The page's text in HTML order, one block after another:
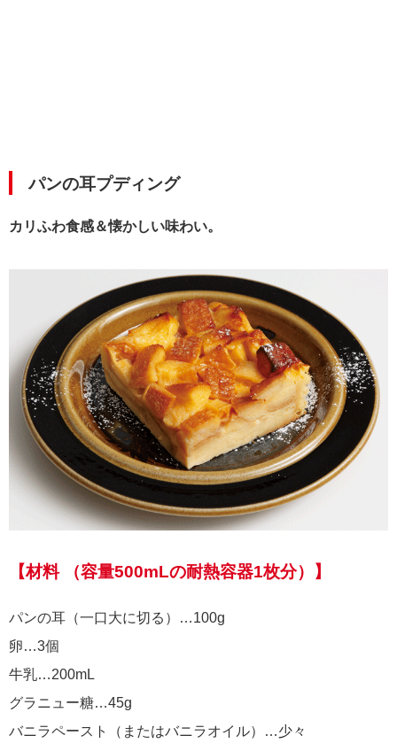
パンの耳プディング
カリふわ食感＆懐かしい味わい。
【材料 （容量500mLの耐熱容器1枚分）】
パンの耳（一口大に切る）…100g
卵…3個
牛乳…200mL
グラニュー糖…45g
バニラペースト（またはバニラオイル）…少々